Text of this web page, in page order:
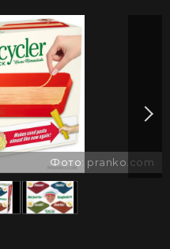
Фото: pranko.com